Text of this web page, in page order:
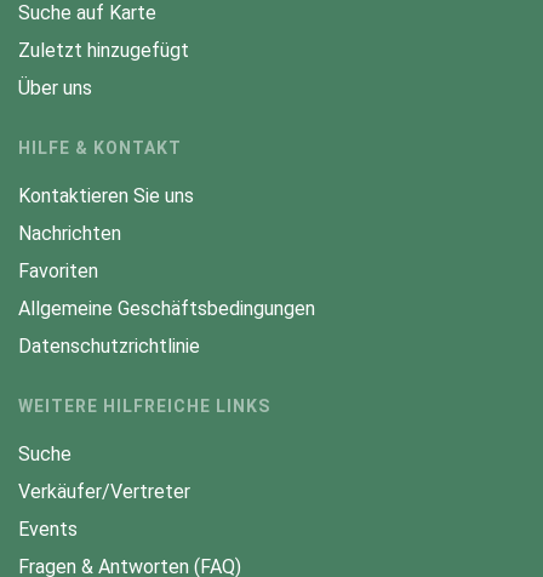
Suche auf Karte
Zuletzt hinzugefügt
Über uns
HILFE & KONTAKT
Kontaktieren Sie uns
Nachrichten
Favoriten
Allgemeine Geschäftsbedingungen
Datenschutzrichtlinie
WEITERE HILFREICHE LINKS
Suche
Verkäufer/Vertreter
Events
Fragen & Antworten (FAQ)